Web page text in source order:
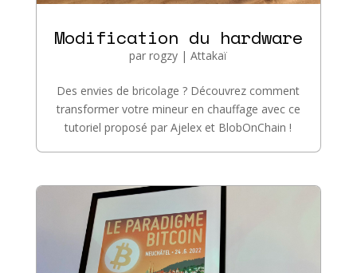
Modification du hardware
parrogzy |Attakaï
Des envies de bricolage ? Découvrez comment
transformer votre mineur en chauffage avec ce
tutoriel proposé par Ajelex et BlobOnChain !